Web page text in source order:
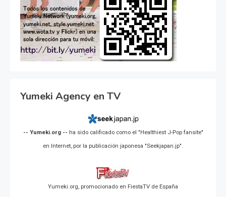
Yumeki Agency en TV
-- Yumeki.org -- ha sido calificado como el "Healthiest J-Pop fansite"
en Internet, por la publicación japonesa "Seekjapan.jp".
Yumeki.org, promocionado en FiestaTV de España